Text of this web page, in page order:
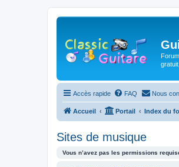
Accès rapide FAQ Nous
Accueil Portail Index du
Sites de musique
Vous n’avez pas les permissions